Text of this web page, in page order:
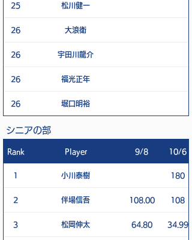
25 松川健一
26 大浪衛
26 宇田川龍介
26 福光正年
26 堀口明裕
シニアの部
Rank Player 9/8 10/6
1 小川泰樹 180
2 伴場信吾 108.00 108
3 松岡伸太 64.80 34.99